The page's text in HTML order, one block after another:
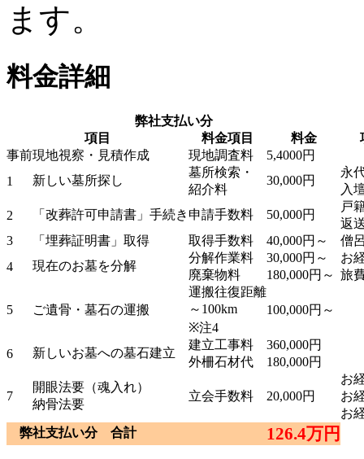
ます。
料金詳細
弊社支払い分
項目
料金項目 料金
事前現地視察・見積作成 現地調査料
5,4000円
1
新しい墓所探し
墓所検索・
紹介料
30,000円
永
入
2
「改葬許可申請書」手続き 申請手数料 50,000円
戸
返
3
「埋葬証明書」取得 取得手数料 40,000円～
僧
4
現在のお墓を分解
分解作業料 30,000円～
お
廃棄物料
180,000円～ 旅
5 ご遺骨・墓石の運搬
運搬往復距離
～100km
※注4
100,000円～
6 新しいお墓への墓石建立
建立工事料
360,000円
外柵石材代
180,000円
7
開眼法要（魂入れ）
納骨法要
立会手数料 20,000円
お
お
お
弊社支払い分 合計
126.4万円